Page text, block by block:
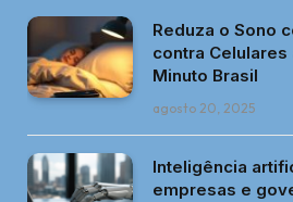
Reduza o Sono
contra Celulares
Minuto Brasil
agosto 20, 2025
Inteligência
empresas e